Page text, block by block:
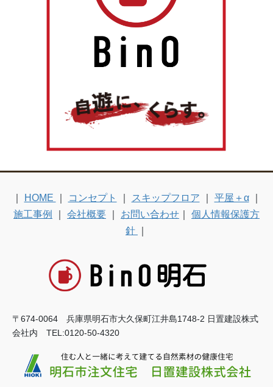
HOME コンセプト スキップフロア 平屋＋α｜
施工事例
会社概要 お問い合わせ
個人情報保護方
針
〒674-0064 兵庫県明石市大久保町江井島1748-2 日置建設株式
会社内 TEL:0120-50-4320